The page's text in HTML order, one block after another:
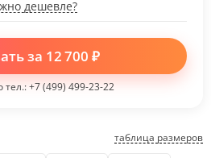
таблица размеров
дешевле?
за 12 700 ₽
тел.:+7 (499) 499-23-22